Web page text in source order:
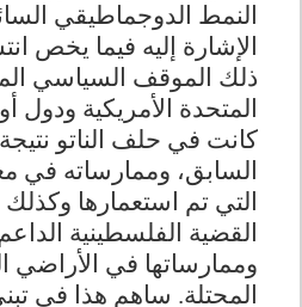
النمط الدوجماطيقي
الإشارة إليه فيما يخص
ذلك الموقف السياسي
المتحدة الأمريكية ودول
كانت في حلف الناتو
السابق، وممارساته في
التي تم استعمارها
القضية الفلسطينية
وممارساتها في الأراضي
المحتلة. ساهم هذا في